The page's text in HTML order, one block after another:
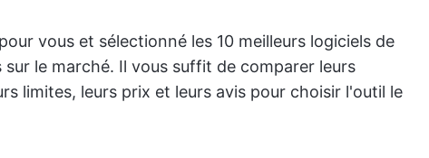
vous et sélectionné les 10 meilleurs logiciels de
sur le marché. Il vous suffit de comparer leurs
limites, leurs prix et leurs avis pour choisir l'outil le